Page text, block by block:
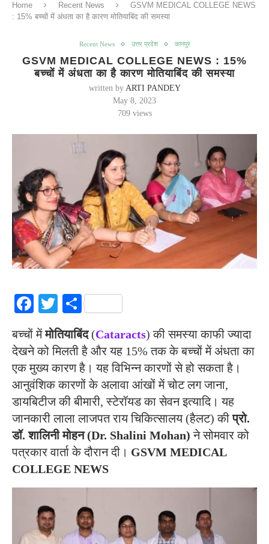
Home Recent News
GSVM MEDICAL COLLEGE NEWS
: 15% बच्चों में अंधता का है कारण मोतियाबिंद की समस्या
Recent News उत्तर प्रदेश कानपुर
GSVM MEDICAL COLLEGE NEWS : 15%
बच्चों में अंधता का है कारण मोतियाबिंद की समस्या
written by ARTI PANDEY
May 8, 2023
709views
Facebook
Twitter
Share
बच्चों मेंमोतियाबिंद(Cataracts) की समस्या काफी ज्यादा
देखने को मिलती है और यह 15% तक के बच्चों में अंधता का
एक मुख्य कारण है। यह विभिन्न कारणों से हो सकता है।
आनुवंशिक कारणों के अलावा आंखों में चोट लग जाना,
डायबिटीज की बीमारी, स्टेरॉयड का सेवन इत्यादि। यह
जानकारी लाला लाजपत राय चिकित्सालय (हैलट) कीप्रो.
डॉ. शालिनी मोहन (Dr. Shalini Mohan) ने सोमवार को
पत्रकार वार्ता के दौरान दी। GSVM MEDICAL
COLLEGE NEWS